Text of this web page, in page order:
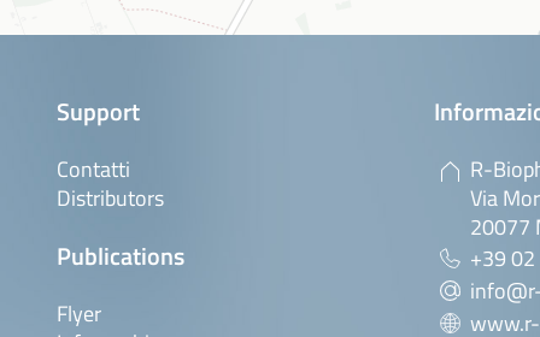
Support
Contatti
Distributors
Publications
Flyer
R-
Via
20077
+39